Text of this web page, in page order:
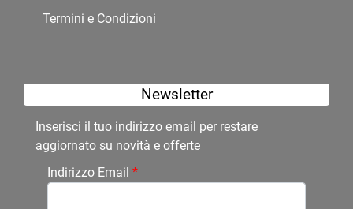
Termini e Condizioni
Newsletter
Inserisci il tuo indirizzo email per restare
aggiornato su novità e offerte
Indirizzo Email *